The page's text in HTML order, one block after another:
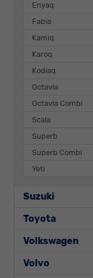
Enyaq
Fabia
Kamiq
Karoq
Kodiaq
Octavia
Octavia Combi
Scala
Superb
Superb Combi
Yeti
Suzuki
Toyota
Volkswagen
Volvo